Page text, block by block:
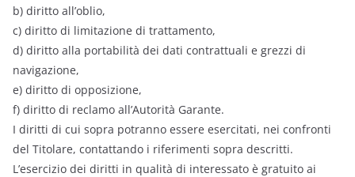
b) diritto all’oblio,
c) diritto di limitazione di trattamento,
d) diritto alla portabilità dei dati contrattuali e grezzi di
navigazione,
e) diritto di opposizione,
f) diritto di reclamo all’Autorità Garante.
I diritti di cui sopra potranno essere esercitati, nei confronti
del Titolare, contattando i riferimenti sopra descritti.
L’esercizio dei diritti in qualità di interessato è gratuito ai